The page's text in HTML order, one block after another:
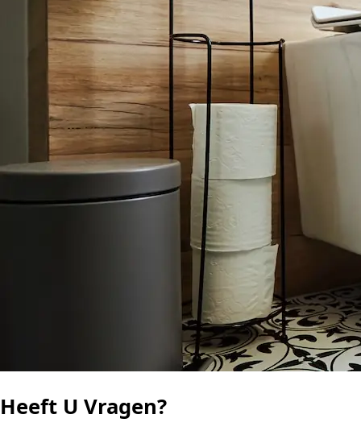
Heeft U Vragen?